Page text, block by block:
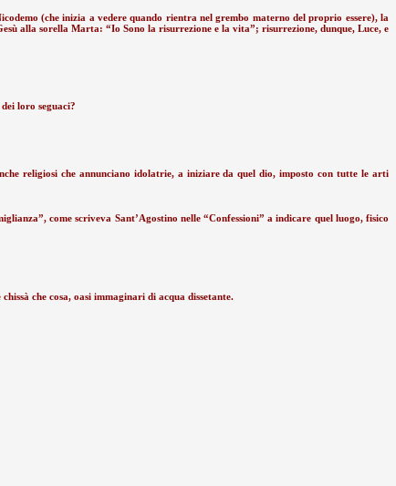
(che inizia a vedere quando rientra nel grembo materno del proprio essere), la
alla sorella Marta: “Io Sono la risurrezione e la vita”; risurrezione, dunque, Luce, e
loro seguaci?
religiosi che annunciano idolatrie, a iniziare da quel dio, imposto con tutte le arti
come scriveva Sant’Agostino nelle “Confessioni” a indicare quel luogo, fisico
che cosa, oasi immaginari di acqua dissetante.